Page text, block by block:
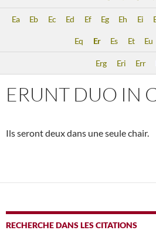
Ea Eb Ec Ed Ef Eg Eh Ei
Eq Er Es Et Eu
Erg Eri Err
ERUNT DUO IN
Ils seront deux dans une seule chair.
RECHERCHE DANS LES CITATIONS